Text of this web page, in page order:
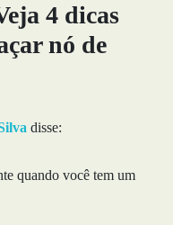
4 dicas
nó de
disse:
quando você tem um